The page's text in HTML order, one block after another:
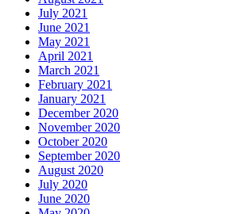
July 2021
June 2021
May 2021
April 2021
March 2021
February 2021
January 2021
December 2020
November 2020
October 2020
September 2020
August 2020
July 2020
June 2020